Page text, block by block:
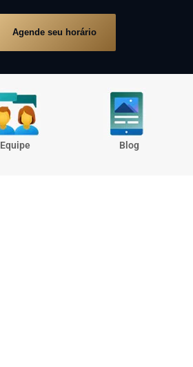
Agende seu horário
Equipe Blog